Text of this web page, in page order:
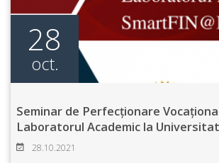
28
oct.
Seminar de Perfecționare
Laboratorul Academic la
28.10.2021